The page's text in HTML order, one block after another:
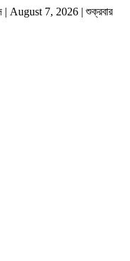
| August 7, 2026 |শুক্রবার